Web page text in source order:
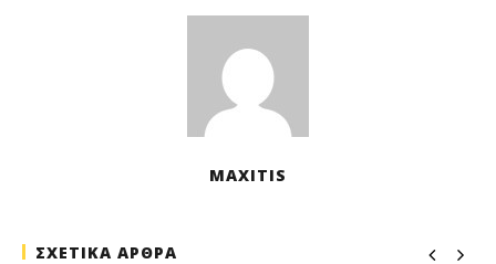
MAXITIS
ΣΧΕΤΙΚΑ ΑΡΘΡΑ